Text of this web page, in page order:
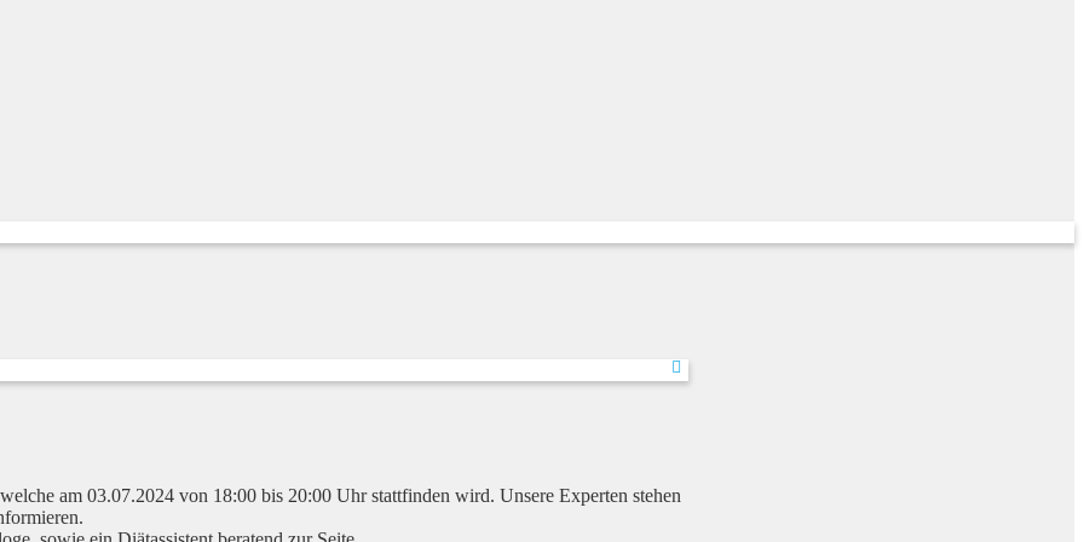
am 03.07.2024 von 18:00 bis 20:00 Uhr stattfinden wird. Unsere Experten stehen